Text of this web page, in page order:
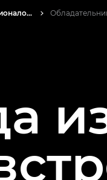
Истории от профессионалов: вдохновляющие идеи для печати, а также фото- и видеосъемки